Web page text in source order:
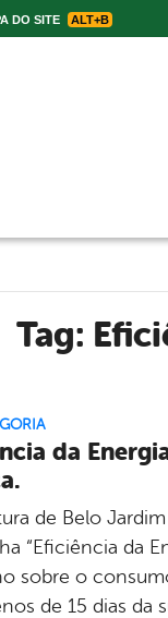
DO SITE ALT+B
Tag:
da
de Belo
“Eficiência da
sobre o
de 15 dias da